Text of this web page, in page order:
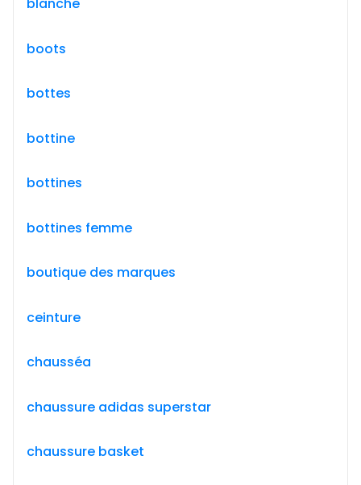
boots
bottes
bottine
bottines
bottines femme
boutique des marques
ceinture
chausséa
chaussure adidas superstar
chaussure basket